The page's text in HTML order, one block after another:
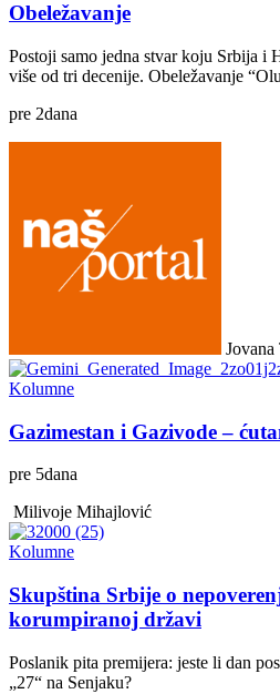
Obeležavanje
Postoji samo jedna stvar koju Srbija i
više od tri decenije. Obeležavanje
pre 2dana
Jovana
Kolumne
Gazimestan i Gazivode –
pre 5dana
Milivoje Mihajlović
Kolumne
Skupština Srbije o
korumpiranoj državi
Poslanik pita premijera: jeste li dan
„27“ na Senjaku?